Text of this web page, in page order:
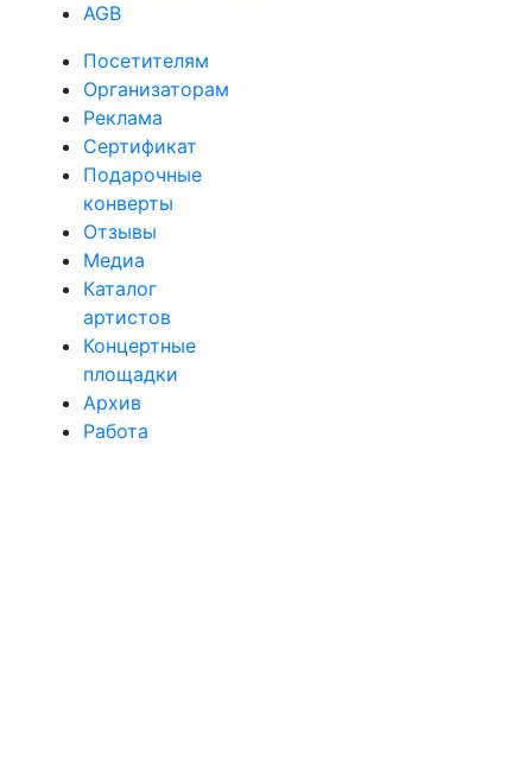
AGB
Посетителям
Организаторам
Реклама
Сертификат
Подарочные
конверты
Отзывы
Медиа
Каталог
артистов
Концертные
площадки
Архив
Работа